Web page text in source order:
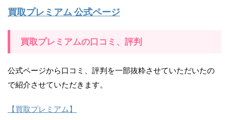
買取プレミアム 公式ページ
買取プレミアムの口コミ、評判
公式ページから口コミ、評判を一部抜粋させていただいたの
で紹介させていただきます。
【買取プレミアム】